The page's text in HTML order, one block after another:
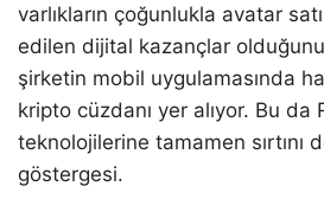
varlıkların çoğunlukla avatar
edilen dijital kazançlar
şirketin mobil uygulamasında
kripto cüzdanı yer alıyor. Bu da
teknolojilerine tamamen sırtını
göstergesi.